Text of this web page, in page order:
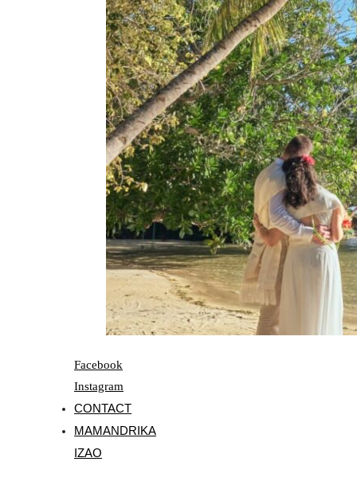
Facebook
Instagram
CONTACT
MAMANDRIKA
IZAO